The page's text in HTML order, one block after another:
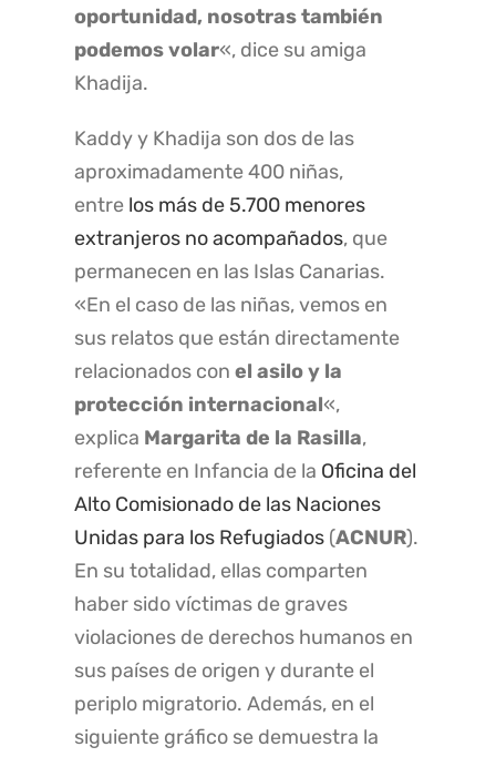
oportunidad, nosotras también
podemos volar«, dice su amiga
Khadija.
Kaddy y Khadija son dos de las
aproximadamente 400 niñas,
entre los más de 5.700 menores
extranjeros no acompañados, que
permanecen en las Islas Canarias.
«En el caso de las niñas, vemos en
sus relatos que están directamente
relacionados conel asilo y la
protección internacional«,
explica Margarita de la Rasilla,
referente en Infancia de la Oficina del
Alto Comisionado de las Naciones
Unidas para los Refugiados (ACNUR).
En su totalidad, ellas comparten
haber sido víctimas de graves
violaciones de derechos humanos en
sus países de origen y durante el
periplo migratorio. Además, en el
siguiente gráfico se demuestra la